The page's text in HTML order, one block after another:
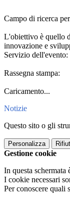
Campo di ricerca
L'obiettivo è quello
innovazione e
Servizio dell'evento:
Rassegna stampa:
Caricamento...
Notizie
Questo sito o gli
Personalizza
Gestione cookie
In questa schermata
I cookie necessari
Per conoscere quali